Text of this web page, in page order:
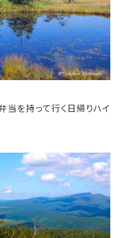
当を持って行く日帰りハイ